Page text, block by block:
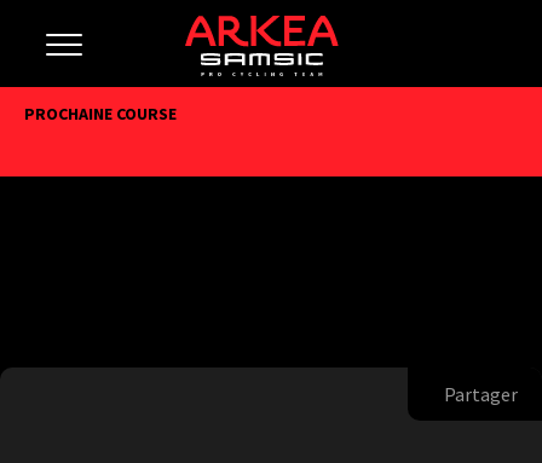
PROCHAINE COURSE
Partager